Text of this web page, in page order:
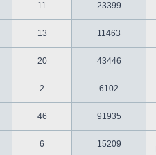
11 23399
13 11463
20 43446
2 6102
46 91935
6 15209